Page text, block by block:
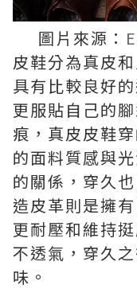
圖片來源：
皮鞋分為真皮
具有比較良好
更服貼自己的
痕，真皮皮鞋
的面料質感與
的關係，穿久
造皮革則是擁
更耐壓和維持
不透氣，穿久
味。